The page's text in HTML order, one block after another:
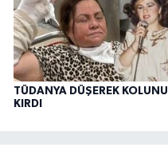
TÜDANYA DÜŞEREK KOLUNU
KIRDI